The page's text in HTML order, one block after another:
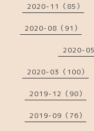
2020-11（85）
2020-08（91）
2020-05
2020-03（100）
2019-12（90）
2019-09（76）